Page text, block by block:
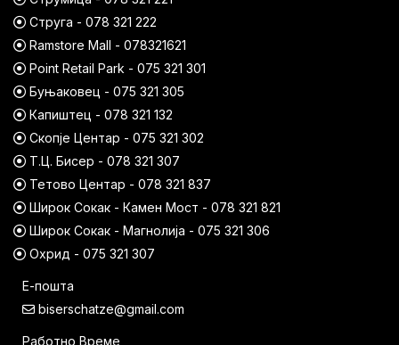
Струга - 078 321 222
Ramstore Mall - 078321621
Point Retail Park - 075 321 301
Буњаковец - 075 321 305
Капиштец - 078 321 132
Скопје Центар - 075 321 302
Т.Ц. Бисер - 078 321 307
Тетово Центар - 078 321 837
Широк Сокак - Камен Мост - 078 321 821
Широк Сокак - Магнолија - 075 321 306
Охрид - 075 321 307
Е-пошта
biserschatze@gmail.com
Работно Време